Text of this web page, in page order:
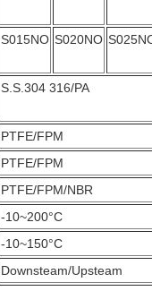
S015NO S020NO
S.S.304 316/PA
PTFE/FPM
PTFE/FPM
PTFE/FPM/NBR
-10~200°C
-10~150°C
Downsteam/Upsteam